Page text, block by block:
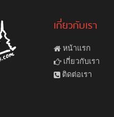
เกี่ยวกับเรา
หน้าแรก
เกี่ยวกับเรา
ติดต่อเรา